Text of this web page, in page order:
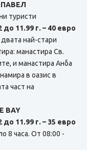
туристи
11.99 г. – 40 евро
най-стари
манастира Св.
и манастира Анба
в оазис в
част на
BAY
11.99 г. – 35 евро
8 часа. От 08:00 -